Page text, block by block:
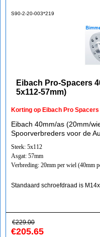
S90-2-20-003*219
Eibach Pro-Spacers
5x112-57mm)
Korting op Eibach Pro
Eibach 40mm/as (20mm/
Spoorverbreders voor de
Steek: 5x112
Asgat: 57mm
Verbreding: 20mm per wiel (40mm
Standaard schroefdraad is
€229.00
€205.65